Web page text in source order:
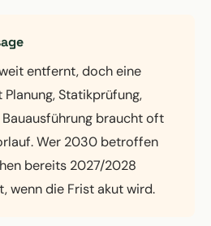
entfernt, doch eine
Statikprüfung,
braucht oft
Wer 2030 betroffen
bereits 2027/2028
wenn die Frist akut wird.